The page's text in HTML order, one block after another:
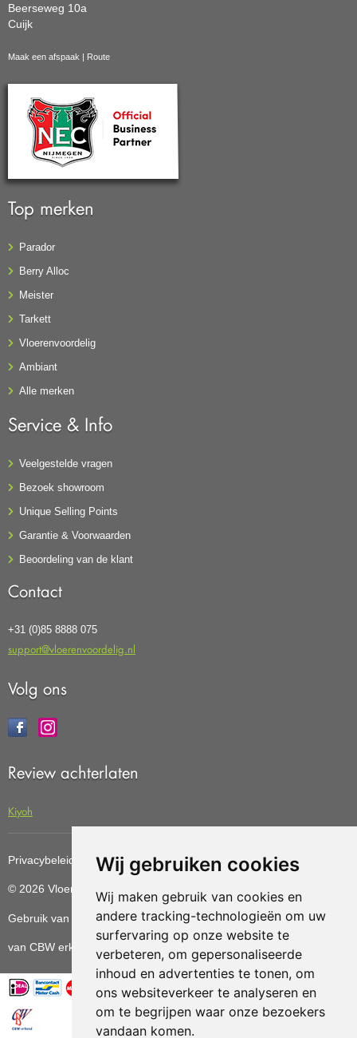
Wij gebruiken cookies
Wij maken gebruik van cookies en
andere tracking-technologieën om uw
surfervaring op onze website te
verbeteren, om gepersonaliseerde
inhoud en advertenties te tonen, om
ons websiteverkeer te analyseren en
om te begrijpen waar onze bezoekers
vandaan komen.
Beerseweg 10a
Cuijk
Maak een afspaak Route
Top merken
Parador
Berry Alloc
Meister
Tarkett
Vloerenvoordelig
Ambiant
Alle merken
Service & Info
Veelgestelde vragen
Bezoek showroom
Unique Selling Points
Garantie & Voorwaarden
Beoordeling van de klant
Contact
+31 (0)85 8888 075
support@vloerenvoordelig.nl
Volg ons
Review achterlaten
Kiyoh
Privacybeleid Cookiebeleid Update cookies preferences
© 2026 Vloerenvoordelig Deze website is ontwikkeld door AGN
Gebruik van deze site betekent dat u dealgemene voorwaarden
van CBW erkende woonwinkels accepteert.